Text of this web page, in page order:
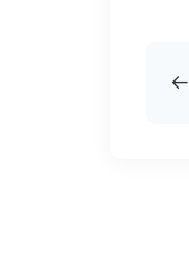
←